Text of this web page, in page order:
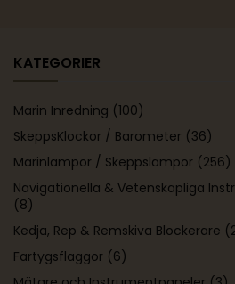
KATEGORIER
Marin Inredning (100)
SkeppsKlockor / Barometer (36)
Marinlampor / Skeppslampor (256)
Navigationella & Vetenskapliga
(8)
Kedja, Rep & Remskiva Blockerare
Fartygsflaggor (6)